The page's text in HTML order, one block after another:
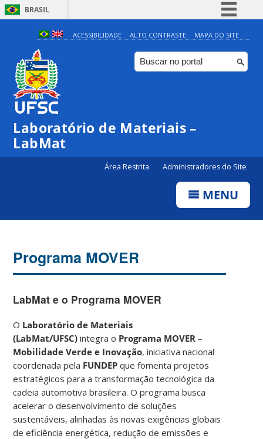
BRASIL
Simplifique!
Comunica BR
Participe
Canais
ACESSIBILIDADE ALTO CONTRASTE MAPA DO SITE
Laboratório de Materiais –
LabMat
Área Restrita Administradores do Site
MENU
Programa MOVER
LabMat e o Programa MOVER
O Laboratório de Materiais
(LabMat/UFSC) integra o Programa MOVER –
Mobilidade Verde e Inovação, iniciativa nacional
coordenada pela FUNDEP que fomenta projetos
estratégicos para a transformação tecnológica da
cadeia automotiva brasileira. O programa busca
acelerar o desenvolvimento de soluções
sustentáveis, alinhadas às novas exigências globais
de eficiência energética, redução de emissões e